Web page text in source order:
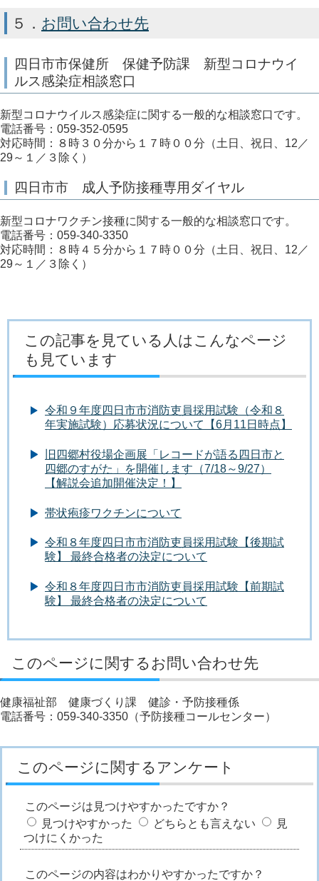
５． お問い合わせ先
四日市市保健所 保健予防課 新型コロナウイ
ルス感染症相談窓口
新型コロナウイルス感染症に関する一般的な相談窓口です。
電話番号：059-352-0595
対応時間：８時３０分から１７時００分（土日、祝日、12／
29～１／３除く）
四日市市 成人予防接種専用ダイヤル
新型コロナワクチン接種に関する一般的な相談窓口です。
電話番号：059-340-3350
対応時間：８時４５分から１７時００分（土日、祝日、12／
29～１／３除く）
この記事を見ている人はこんなページ
も見ています
令和９年度四日市市消防吏員採用試験（令和８
年実施試験）応募状況について【6月11日時点】
旧四郷村役場企画展「レコードが語る四日市と
四郷のすがた」を開催します（7/18～9/27）
【解説会追加開催決定！】
帯状疱疹ワクチンについて
令和８年度四日市市消防吏員採用試験【後期試
験】 最終合格者の決定について
令和８年度四日市市消防吏員採用試験【前期試
験】 最終合格者の決定について
このページに関するお問い合わせ先
健康福祉部 健康づくり課 健診・予防接種係
電話番号：059-340-3350（予防接種コールセンター）
このページに関するアンケート
このページは見つけやすかったですか？
見つけやすかった
どちらとも言えない
見
つけにくかった
このページの内容はわかりやすかったですか？